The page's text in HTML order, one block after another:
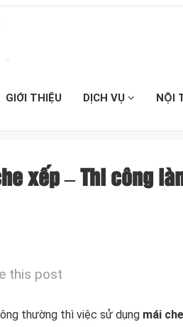
GIỚI THIỆU DỊCH VỤ NỘI
xếp – Thi công
this post
thường thì việc sử dụng mái